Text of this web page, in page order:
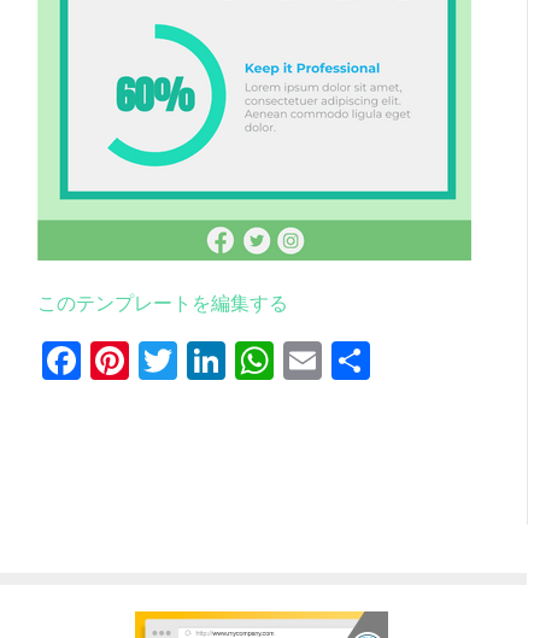
このテンプレートを編集する
Facebook
Pinterest
Twitter
LinkedIn
WhatsApp
Email